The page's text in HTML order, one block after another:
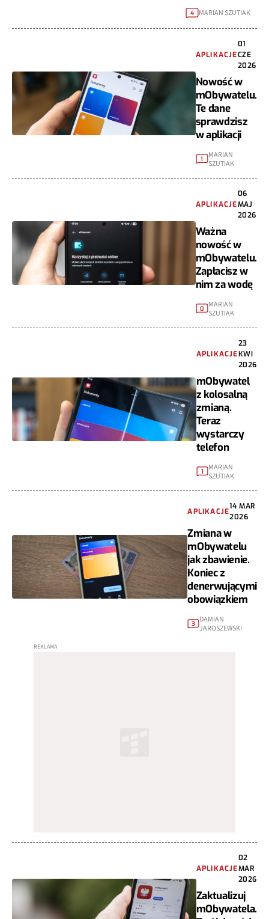
4 MARIAN SZUTIAK
APLIKACJE
01
CZE
2026
Nowość w
mObywatelu.
Te dane
sprawdzisz
w aplikacji
1
MARIAN
SZUTIAK
APLIKACJE
06
MAJ
2026
Ważna
nowość w
mObywatelu.
Zapłacisz w
nim za wodę
0 MARIAN
SZUTIAK
APLIKACJE
23
KWI
2026
mObywatel
z kolosalną
zmianą.
Teraz
wystarczy
telefon
1
MARIAN
SZUTIAK
APLIKACJE
14 MAR
2026
Zmiana w
mObywatelu
jak zbawienie.
Koniec z
denerwującymi
obowiązkiem
3
DAMIAN
JAROSZEWSKI
APLIKACJE
02
MAR
2026
Zaktualizuj
mObywatela.